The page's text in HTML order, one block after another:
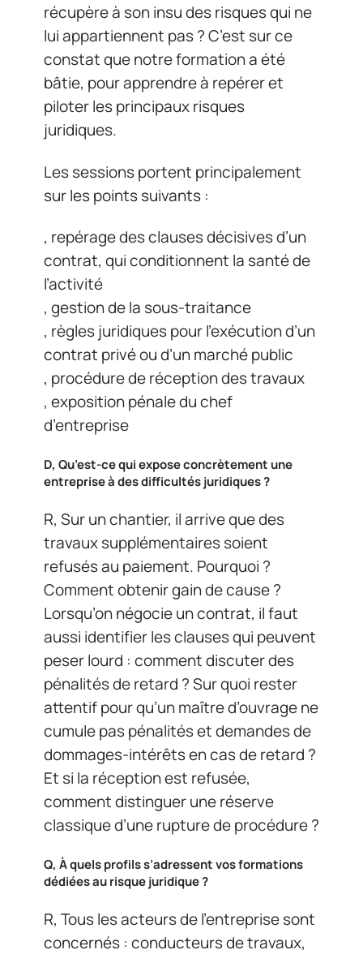
récupère à son insu des risques qui ne
lui appartiennent pas ? C’est sur ce
constat que notre formation a été
bâtie, pour apprendre à repérer et
piloter les principaux risques
juridiques.
Les sessions portent principalement
sur les points suivants :
, repérage des clauses décisives d’un
contrat, qui conditionnent la santé de
l’activité
, gestion de la sous-traitance
, règles juridiques pour l’exécution d’un
contrat privé ou d’un marché public
, procédure de réception des travaux
, exposition pénale du chef
d’entreprise
D, Qu’est-ce qui expose concrètement une
entreprise à des difficultés juridiques ?
R, Sur un chantier, il arrive que des
travaux supplémentaires soient
refusés au paiement. Pourquoi ?
Comment obtenir gain de cause ?
Lorsqu’on négocie un contrat, il faut
aussi identifier les clauses qui peuvent
peser lourd : comment discuter des
pénalités de retard ? Sur quoi rester
attentif pour qu’un maître d’ouvrage ne
cumule pas pénalités et demandes de
dommages-intérêts en cas de retard ?
Et si la réception est refusée,
comment distinguer une réserve
classique d’une rupture de procédure ?
Q, À quels profils s’adressent vos formations
dédiées au risque juridique ?
R, Tous les acteurs de l’entreprise sont
concernés : conducteurs de travaux,